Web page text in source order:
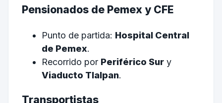
Pensionados de Pemex y CFE
Punto de partida: Hospital Central
de Pemex.
Recorrido por Periférico Sury
Viaducto Tlalpan.
Transportistas